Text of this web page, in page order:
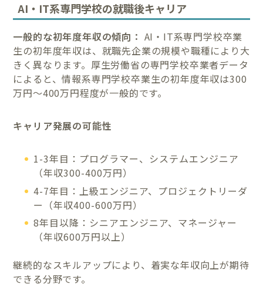
AI・IT系専門学校の就職後キャリア
一般的な初年度年収の傾向： AI・IT系専門学校卒業
生の初年度年収は、就職先企業の規模や職種により大
きく異なります。厚生労働省の専門学校卒業者データ
によると、情報系専門学校卒業生の初年度年収は300
万円〜400万円程度が一般的です。
キャリア発展の可能性
1-3年目：プログラマー、システムエンジニア
（年収300-400万円）
4-7年目：上級エンジニア、プロジェクトリーダ
ー（年収400-600万円）
8年目以降：シニアエンジニア、マネージャー
（年収600万円以上）
継続的なスキルアップにより、着実な年収向上が期待
できる分野です。